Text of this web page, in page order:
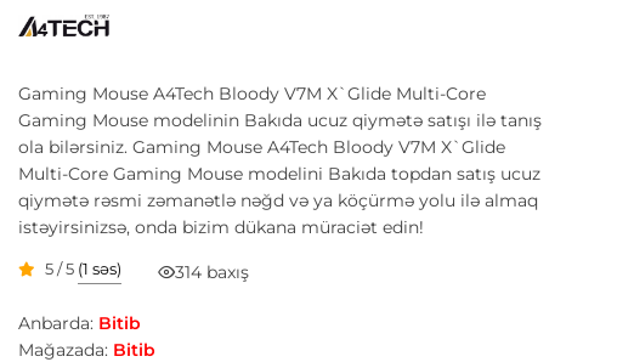
Gaming Mouse A4Tech Bloody V7M X`Glide Multi-Core
Gaming Mouse modelinin Bakıda ucuz qiymətə satışı ilə tanış
ola bilərsiniz. Gaming Mouse A4Tech Bloody V7M X`Glide
Multi-Core Gaming Mouse modelini Bakıda topdan satış ucuz
qiymətə rəsmi zəmanətlə nəğd və ya köçürmə yolu ilə almaq
istəyirsinizsə, onda bizim dükana müraciət edin!
5 / 5 (1 səs) 314 baxış
Anbarda: Bitib
Mağazada: Bitib